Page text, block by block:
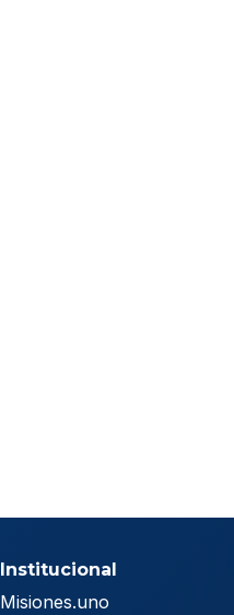
Institucional
Misiones.uno